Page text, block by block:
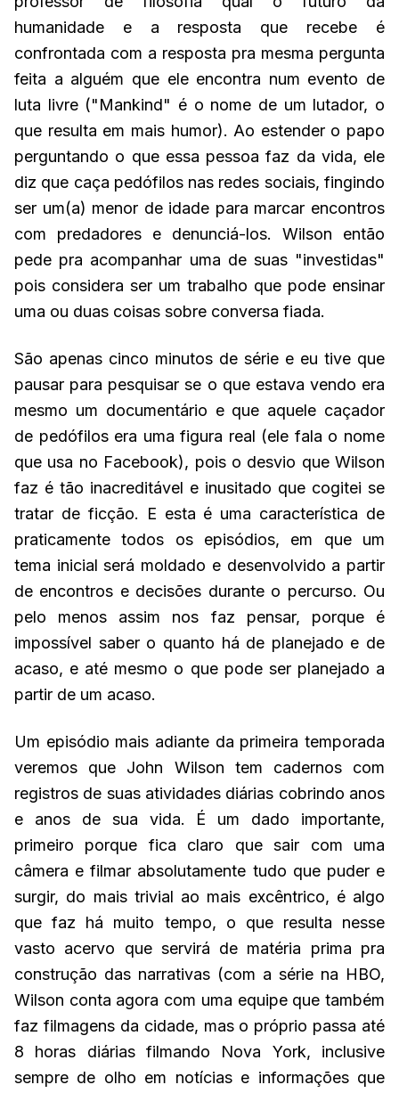
humanidade e a resposta que recebe é
confrontada com a resposta pra mesma pergunta
feita a alguém que ele encontra num evento de
luta livre ("Mankind" é o nome de um lutador, o
que resulta em mais humor). Ao estender o papo
perguntando o que essa pessoa faz da vida, ele
diz que caça pedófilos nas redes sociais, fingindo
ser um(a) menor de idade para marcar encontros
com predadores e denunciá-los. Wilson então
pede pra acompanhar uma de suas "investidas"
pois considera ser um trabalho que pode ensinar
uma ou duas coisas sobre conversa fiada.
São apenas cinco minutos de série e eu tive que
pausar para pesquisar se o que estava vendo era
mesmo um documentário e que aquele caçador
de pedófilos era uma figura real (ele fala o nome
que usa no Facebook), pois o desvio que Wilson
faz é tão inacreditável e inusitado que cogitei se
tratar de ficção. E esta é uma característica de
praticamente todos os episódios, em que um
tema inicial será moldado e desenvolvido a partir
de encontros e decisões durante o percurso. Ou
pelo menos assim nos faz pensar, porque é
impossível saber o quanto há de planejado e de
acaso, e até mesmo o que pode ser planejado a
partir de um acaso.
Um episódio mais adiante da primeira temporada
veremos que John Wilson tem cadernos com
registros de suas atividades diárias cobrindo anos
e anos de sua vida. É um dado importante,
primeiro porque fica claro que sair com uma
câmera e filmar absolutamente tudo que puder e
surgir, do mais trivial ao mais excêntrico, é algo
que faz há muito tempo, o que resulta nesse
vasto acervo que servirá de matéria prima pra
construção das narrativas (com a série na HBO,
Wilson conta agora com uma equipe que também
faz filmagens da cidade, mas o próprio passa até
8 horas diárias filmando Nova York, inclusive
sempre de olho em notícias e informações que